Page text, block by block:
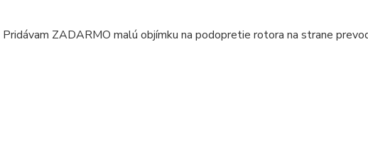
Pridávam ZADARMO malú objímku na podopretie rotora na strane